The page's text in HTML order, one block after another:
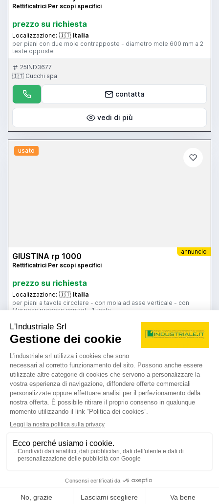
GIUSTINA besley 224
Rettificatrici Per scopi specifici
prezzo su richiesta
Localizzazione:
per piani con due mole contrapposte - diametro mole 600 mm a 2
teste opposte
contatta
annuncio
GIUSTINA rp 1000
Rettificatrici Per scopi specifici
prezzo su richiesta
Localizzazione: 🇮🇹 Italia
per piani a tavola circolare - con mola ad asse verticale - con
Marposs process control - 1 testa
25IND3679
🇮🇹 Cucchi spa
usato